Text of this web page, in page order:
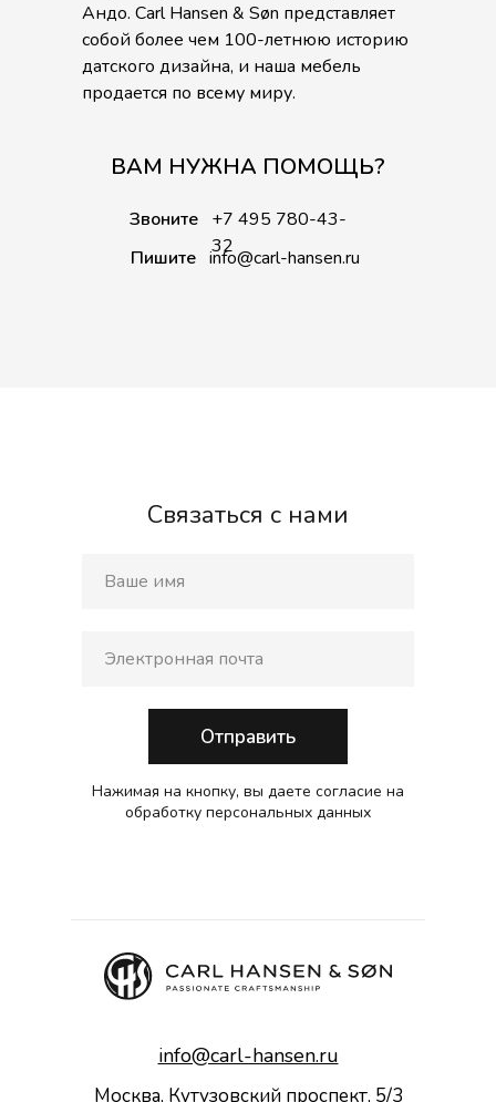
Андо. Carl Hansen & Søn представляет
собой более чем 100-летнюю историю
датского дизайна, и наша мебель
продается по всему миру.
ВАМ НУЖНА ПОМОЩЬ?
Звоните +7 495 780-43-
32
Пишите info@carl-hansen.ru
Связаться с нами
Отправить
Нажимая на кнопку, вы даете согласие на
обработку персональных данных
Москва, Кутузовский проспект, 5/3
info@carl-hansen.ru